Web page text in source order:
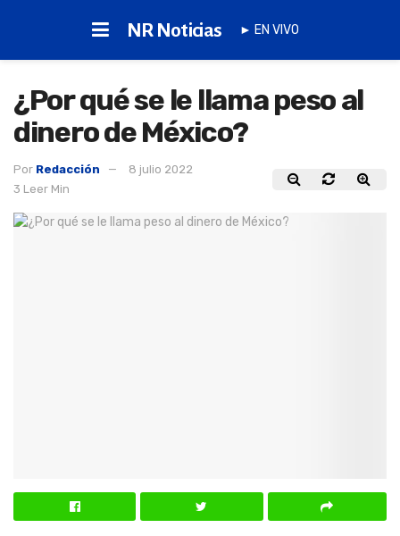
NR Noticias ► EN VIVO
¿Por qué se le llama peso al
dinero de México?
Por Redacción
8 julio 2022
3 Leer Min